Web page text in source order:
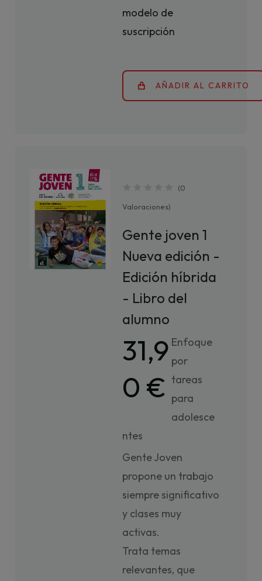
modelo de
suscripción
AÑADIR AL CARRITO
(0
Valoraciones)
Gente joven 1
Nueva edición -
Edición híbrida
- Libro del
alumno
31,9
0 €
Enfoque
por
tareas
para
adolesce
ntes
Gente Joven
propone un trabajo
siempre significativo
y clases muy
activas.
Trata temas
relevantes, que